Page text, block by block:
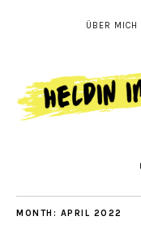
ÜBER MICH
MONTH: APRIL 2022